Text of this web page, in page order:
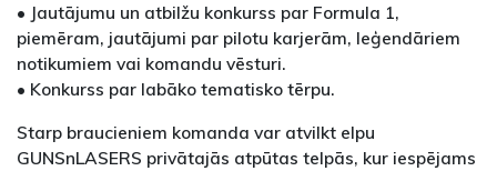
• Jautājumu un atbilžu konkurss par Formula 1,
piemēram, jautājumi par pilotu karjerām, leģendāriem
notikumiem vai komandu vēsturi.
• Konkurss par labāko tematisko tērpu.
Starp braucieniem komanda var atvilkt elpu
GUNSnLASERS privātajās atpūtas telpās, kur iespējams